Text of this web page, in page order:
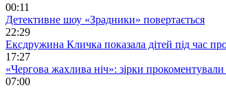
00:11
Детективне шоу «Зрадники» повертається
22:29
Ексдружина Кличка показала дітей під час
17:27
«Чергова жахлива ніч»: зірки
07:00